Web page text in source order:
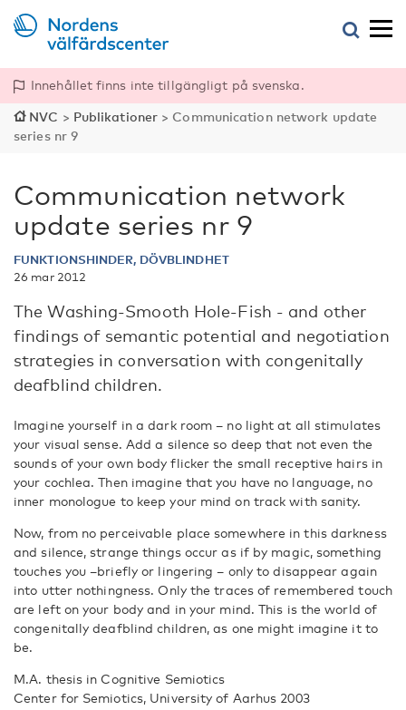
Innehållet finns inte tillgängligt på svenska.
NVC > Publikationer > Communication network update
series nr 9
Communication network
update series nr 9
FUNKTIONSHINDER, DÖVBLINDHET
26 mar 2012
The Washing-Smooth Hole-Fish - and other
findings of semantic potential and negotiation
strategies in conversation with congenitally
deafblind children.
Imagine yourself in a dark room – no light at all stimulates
your visual sense. Add a silence so deep that not even the
sounds of your own body flicker the small receptive hairs in
your cochlea. Then imagine that you have no language, no
inner monologue to keep your mind on track with sanity.
Now, from no perceivable place somewhere in this darkness
and silence, strange things occur as if by magic, something
touches you –briefly or lingering – only to disappear again
into utter nothingness. Only the traces of remembered touch
are left on your body and in your mind. This is the world of
congenitally deafblind children, as one might imagine it to
be.
M.A. thesis in Cognitive Semiotics
Center for Semiotics, University of Aarhus 2003